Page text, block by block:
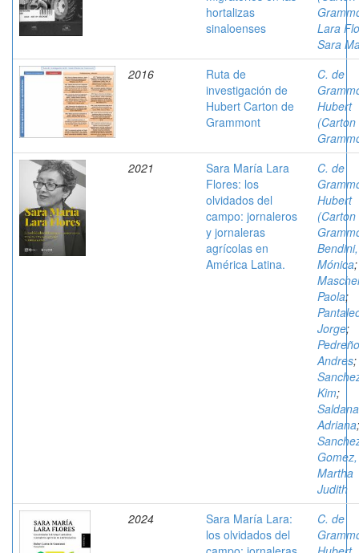
hortalizas
sinaloenses
Lara
Sara
2016
Ruta de
investigación de
Hubert Carton de
Grammont
C. de
Hubert
(Carton
2021
Sara María Lara
Flores: los
olvidados del
campo: jornaleros
y jornaleras
agrícolas en
América Latina.
C. de
Hubert
(Carton
Bendini,
Mónica;
Paola;
Jorge;
Andres;
Kim;
Adriana;
Gomez,
Martha
Judith
2024
Sara María Lara:
los olvidados del
C. de